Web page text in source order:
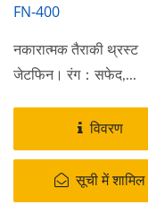
FN-400
नकारात्मक तैराकी थ्रस्ट
जेटफिन। रंग：सफेद,...
विवरण
सूची में शामिल